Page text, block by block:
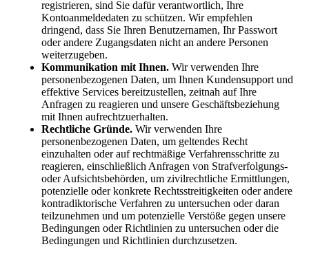
registrieren, sind Sie dafür verantwortlich, Ihre
Kontoanmeldedaten zu schützen. Wir empfehlen
dringend, dass Sie Ihren Benutzernamen, Ihr Passwort
oder andere Zugangsdaten nicht an andere Personen
weiterzugeben.
Kommunikation mit Ihnen. Wir verwenden Ihre
personenbezogenen Daten, um Ihnen Kundensupport und
effektive Services bereitzustellen, zeitnah auf Ihre
Anfragen zu reagieren und unsere Geschäftsbeziehung
mit Ihnen aufrechtzuerhalten.
Rechtliche Gründe. Wir verwenden Ihre
personenbezogenen Daten, um geltendes Recht
einzuhalten oder auf rechtmäßige Verfahrensschritte zu
reagieren, einschließlich Anfragen von Strafverfolgungs-
oder Aufsichtsbehörden, um zivilrechtliche Ermittlungen,
potenzielle oder konkrete Rechtsstreitigkeiten oder andere
kontradiktorische Verfahren zu untersuchen oder daran
teilzunehmen und um potenzielle Verstöße gegen unsere
Bedingungen oder Richtlinien zu untersuchen oder die
Bedingungen und Richtlinien durchzusetzen.